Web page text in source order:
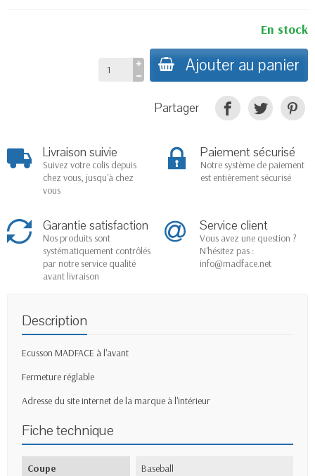
En stock
Ajouter au panier
Partager
Livraison suivie
Suivez votre colis depuis
chez vous, jusqu'à chez
vous
Paiement sécurisé
Notre système de paiement
est entièrement sécurisé
Garantie satisfaction
Nos produits sont
systématiquement contrôlés
par notre service qualité
avant livraison
Service client
Vous avez une question ?
N'hésitez pas :
info@madface.net
Description
Ecusson MADFACE à l'avant
Fermeture réglable
Adresse du site internet de la marque à l'intérieur
Fiche technique
Coupe Baseball